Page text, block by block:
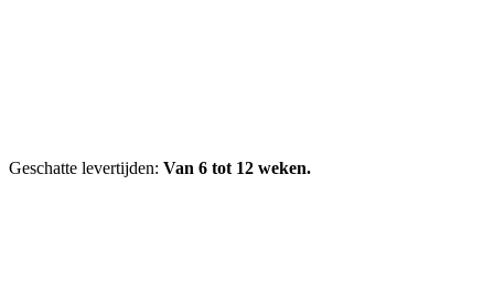
Geschatte levertijden: Van 6 tot 12 weken.